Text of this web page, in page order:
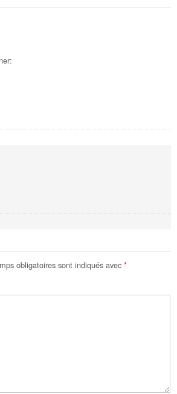
obligatoires sont indiqués avec*